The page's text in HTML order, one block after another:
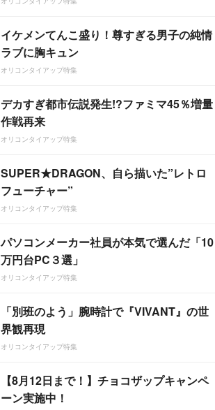
イケメンてんこ盛り！尊すぎる男子の純情
ラブに胸キュン
オリコンタイアップ特集
デカすぎ都市伝説発生!?ファミマ45％増量
作戦再来
オリコンタイアップ特集
SUPER★DRAGON、自ら描いた”レトロ
フューチャー”
オリコンタイアップ特集
パソコンメーカー社員が本気で選んだ「10
万円台PC３選」
オリコンタイアップ特集
「別班のよう」腕時計で『VIVANT』の世
界観再現
オリコンタイアップ特集
【8月12日まで！】チョコザップキャンペ
ーン実施中！